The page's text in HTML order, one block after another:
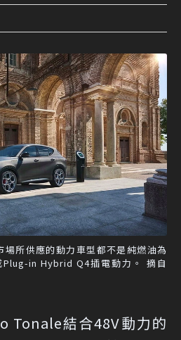
所供應的動力車型都不是純燃油為
in Hybrid Q4插電動力。 摘自
Tonale結合48V動力的